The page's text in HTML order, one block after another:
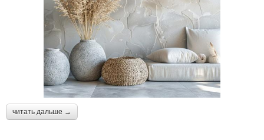
читать дальше →